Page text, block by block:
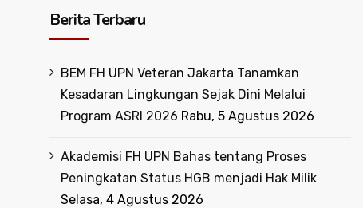
Berita Terbaru
BEM FH UPN Veteran Jakarta Tanamkan
Kesadaran Lingkungan Sejak Dini Melalui
Program ASRI 2026 Rabu, 5 Agustus 2026
Akademisi FH UPN Bahas tentang Proses
Peningkatan Status HGB menjadi Hak Milik
Selasa, 4 Agustus 2026